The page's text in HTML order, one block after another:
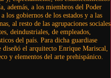
además, a los miembros del Poder
los gobiernos de los estados y a las
al resto de las agrupaciones sociales
deindustriales, de empleados,
del país. Para dicha guardiase
el arquitecto Enrique Mariscal,
y elementos del arte prehispánico.